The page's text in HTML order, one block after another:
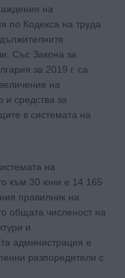
на
по Кодекса на труда
Със Закона за
за 2019 г. са
на
и средства за
в системата на
на
към 30 юни е 14 165
правилник на
общата численост на
и
администрация е
разпоредители с